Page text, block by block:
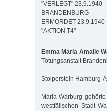
"VERLEGT" 23.9.1940
BRANDENBURG
ERMORDET 23.9.1940
"AKTION T4"
Emma Maria Amalie
Tötungsanstalt
Stolperstein Hamburg-
Maria Warburg
westfälischen Stadt